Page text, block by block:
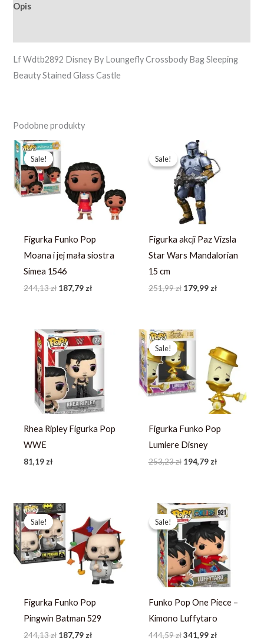
Opis
Lf Wdtb2892 Disney By Loungefly Crossbody Bag Sleeping
Beauty Stained Glass Castle
Podobne produkty
Sale!
Sale!
Figurka Funko Pop
Moana i jej mała siostra
Simea 1546
244,13zł
Pierwotna
cena
wynosiła:
244,13 zł.
187,79 zł
wynosi:
187,79 zł.
Sale!
Sale!
Figurka akcji Paz Vizsla
Star Wars Mandalorian
15 cm
251,99zł
Pierwotna
cena
wynosiła:
251,99 zł.
179,99 zł
wynosi:
179,99 zł.
Rhea Ripley Figurka Pop
WWE
81,19zł
Sale!
Sale!
Figurka Funko Pop
Lumiere Disney
253,23zł
Pierwotna
cena
wynosiła:
253,23 zł.
194,79zł
wynosi:
194,79 zł.
Sale!
Sale!
Figurka Funko Pop
Pingwin Batman 529
244,13zł
Pierwotna
cena
wynosiła:
244,13 zł.
187,79zł
cena
wynosi:
187,79 zł.
Sale!
Sale!
Funko Pop One Piece –
Kimono Luffytaro
444,59zł
Pierwotna
cena
wynosiła:
444,59 zł.
341,99zł
Aktualna
cena
wynosi:
341,99 zł.